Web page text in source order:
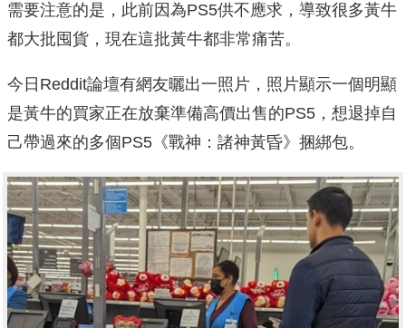
需要注意的是，此前因為PS5供不應求，導致很多黃牛
都大批囤貨，現在這批黃牛都非常痛苦。
今日Reddit論壇有網友曬出一照片，照片顯示一個明顯
是黃牛的買家正在放棄準備高價出售的PS5，想退掉自
己帶過來的多個PS5《戰神：諸神黃昏》捆綁包。